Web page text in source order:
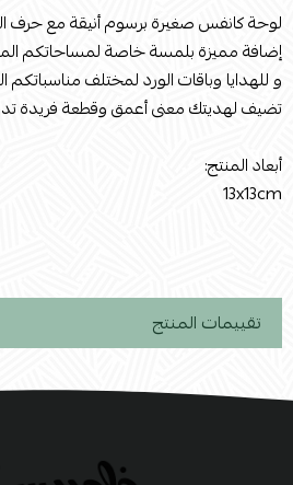
لوحة كانفس صغيرة برسوم أنيقة مع حرف
إضافة مميزة بلمسة خاصة لمساحاتكم
و للهدايا وباقات الورد لمختلف مناسباتكم
تضيف لهديتك معنى أعمق وقطعة فريدة
أبعاد المنتج:
13x13cm
تقييمات المنتج